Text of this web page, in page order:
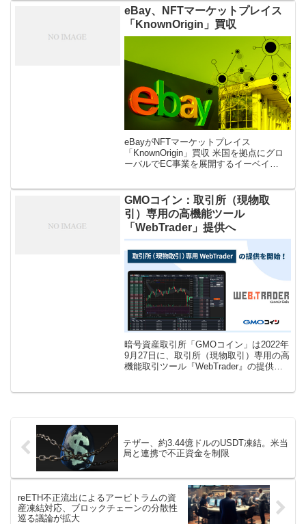
して発行したことを7 […]
eBay、NFTマーケットプレイス
「KnownOrigin」買収
eBayがNFTマーケットプレイス
「KnownOrigin」買収 米国を拠点にグロ
ーバルでEC事業を展開するイーベイ
収したことが6月 […]
GMOコイン：取引所（現物取
引）専用の高機能ツール
「WebTrader」提供へ
暗号資産取引所「GMOコイン」は2022年
9月27日に、取引所（現物取引）専用の高
機能取引ツール『WebTrader』の提供を9
テザー、約3.44億ドルのUSDT凍結。米当
局と連携で不正資金を制限
reETH不正流出によるアービトラムの資
産凍結対応、ブロックチェーンの分散性
巡る議論が拡大